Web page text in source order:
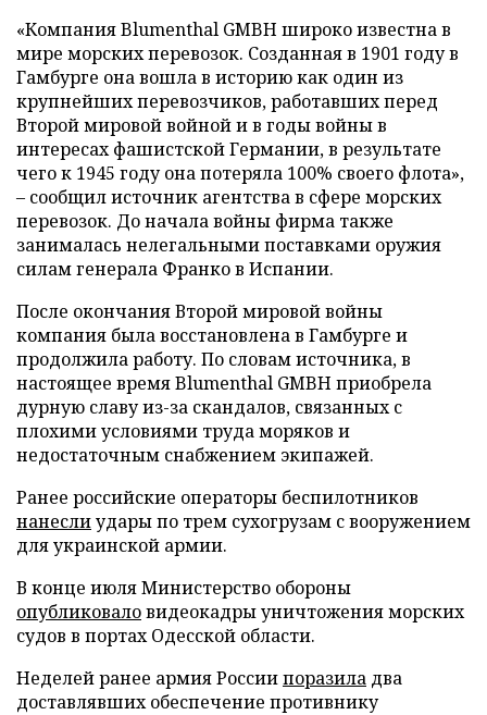
«Компания Blumenthal GMBH широко известна в
мире морских перевозок. Созданная в 1901 году в
Гамбурге она вошла в историю как один из
крупнейших перевозчиков, работавших перед
Второй мировой войной и в годы войны в
интересах фашистской Германии, в результате
чего к 1945 году она потеряла 100% своего флота»,
– сообщил источник агентства в сфере морских
перевозок. До начала войны фирма также
занималась нелегальными поставками оружия
силам генерала Франко в Испании.
После окончания Второй мировой войны
компания была восстановлена в Гамбурге и
продолжила работу. По словам источника, в
настоящее время Blumenthal GMBH приобрела
дурную славу из-за скандалов, связанных с
плохими условиями труда моряков и
недостаточным снабжением экипажей.
Ранее российские операторы беспилотников
нанеслиудары по трем сухогрузам с вооружением
для украинской армии.
В конце июля Министерство обороны
опубликоваловидеокадры уничтожения морских
судов в портах Одесской области.
Неделей ранее армия Россиипоразила два
доставлявших обеспечение противнику